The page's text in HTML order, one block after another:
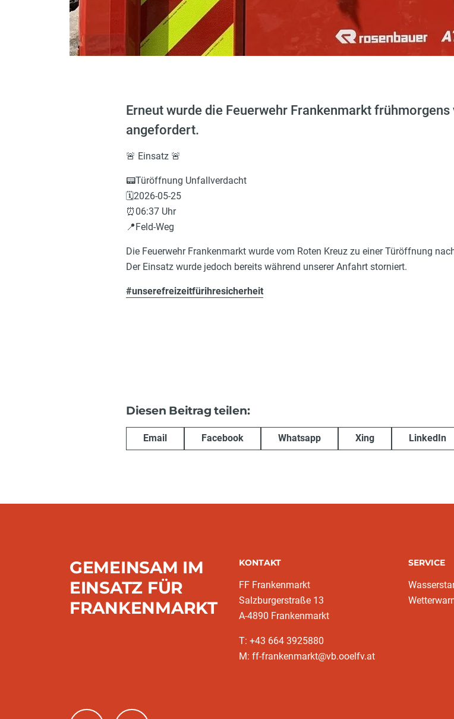
Erneut wurde die Feuerwehr Frankenmarkt
angefordert.
🚨 Einsatz 🚨
📟Türöffnung Unfallverdacht
🗓️2026-05-25
⏰06:37 Uhr
📍Feld-Weg
Die Feuerwehr Frankenmarkt wurde vom Roten Kreuz zu einer Türöffnung
Der Einsatz wurde jedoch bereits während unserer Anfahrt storniert.
#unserefreizeitfürihresicherheit
Diesen Beitrag teilen:
Email Facebook Whatsapp Xing LinkedIn
GEMEINSAM IM
EINSATZ FÜR
FRANKENMARKT
KONTAKT
FF Frankenmarkt
Salzburgerstraße 13
A-4890 Frankenmarkt
T: +43 664 3925880
M: ff-frankenmarkt@vb.ooelfv.at
SERVICE